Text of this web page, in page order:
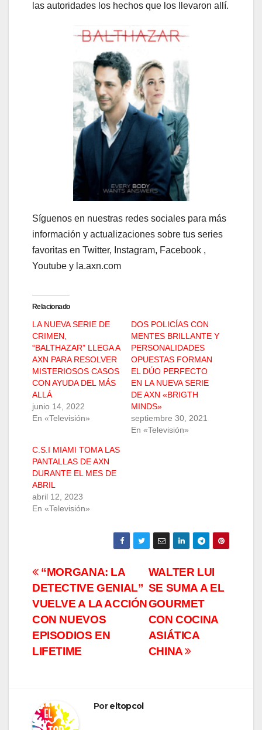
las autoridades los hechos que los llevaron allí.
Síguenos en nuestras redes sociales para más
información y actualizaciones sobre tus series
favoritas en Twitter, Instagram, Facebook ,
Youtube y la.axn.com
Relacionado
LA NUEVA SERIE DE
CRIMEN,
“BALTHAZAR” LLEGA A
AXN PARA RESOLVER
MISTERIOSOS CASOS
CON AYUDA DEL MÁS
ALLÁ
junio 14, 2022
En «Televisión»
DOS POLICÍAS CON
MENTES BRILLANTE Y
PERSONALIDADES
OPUESTAS FORMAN
EL DÚO PERFECTO
EN LA NUEVA SERIE
DE AXN «BRIGTH
MINDS»
septiembre 30, 2021
En «Televisión»
C.S.I MIAMI TOMA LAS
PANTALLAS DE AXN
DURANTE EL MES DE
ABRIL
abril 12, 2023
En «Televisión»
Navegación
de
entradas
WALTER LUI
SE SUMA A EL
GOURMET
CON COCINA
ASIÁTICA
CHINA
“MORGANA: LA
DETECTIVE GENIAL”
VUELVE A LA ACCIÓN
CON NUEVOS
EPISODIOS EN
LIFETIME
Poreltopcol